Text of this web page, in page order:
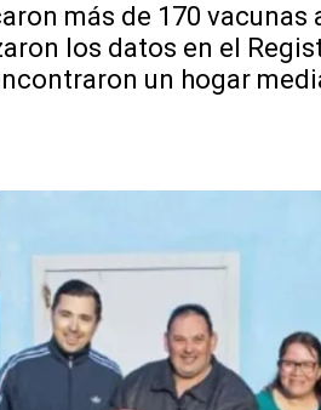
más de 170
los datos en el
un hogar